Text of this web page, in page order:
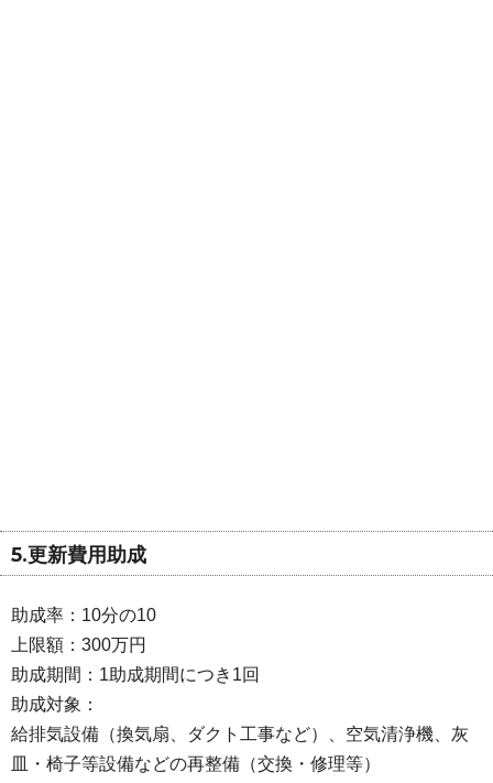
5.更新費用助成
助成率：10分の10
上限額：300万円
助成期間：1助成期間につき1回
助成対象：
給排気設備（換気扇、ダクト工事など）、空気清浄機、灰
皿・椅子等設備などの再整備（交換・修理等）